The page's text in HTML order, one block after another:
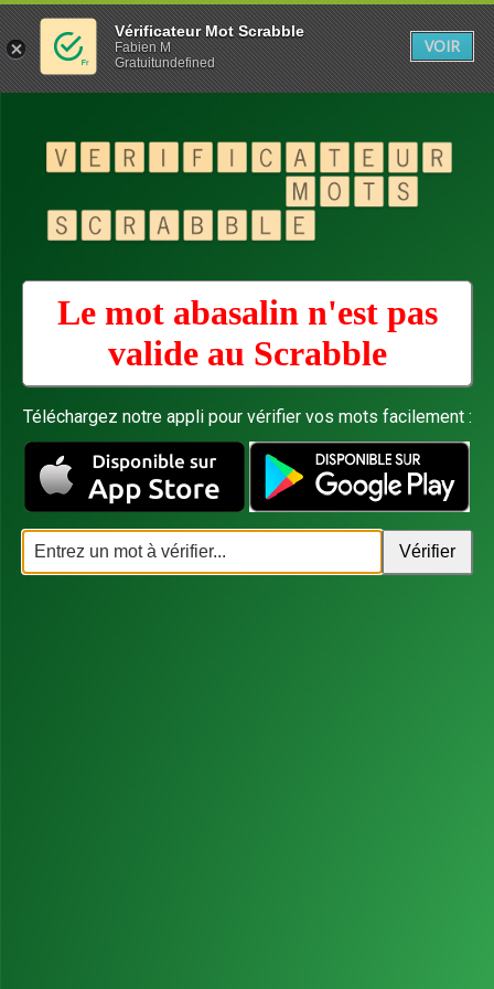
Le mot abasalin n'est pas
valide au Scrabble
Téléchargez notre appli pour vérifier vos mots facilement :
Vérificateur Mot Scrabble
Fabien M
Gratuitundefined
VOIR